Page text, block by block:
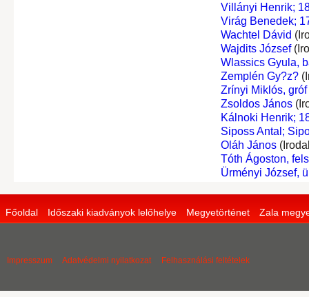
Villányi Henrik;
Virág Benedek;
Wachtel Dávid
Wajdits József
Wlassics Gyula,
Zemplén Gy?z?
Zrínyi Miklós, gróf
Zsoldos János
Kálnoki Henrik;
Siposs Antal;
Oláh János
Tóth Ágoston,
Ürményi József,
Főoldal Időszaki kiadványok lelőhelye Megyetörténet Zala
Impresszum Adatvédelmi nyilatkozat Felhasználási feltételek